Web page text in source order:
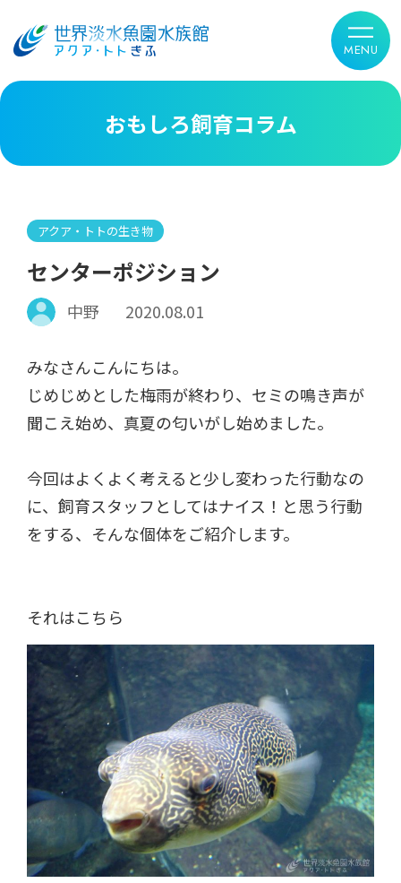
おもしろ飼育コラム
アクア・トトの生き物
センターポジション
中野 2020.08.01
みなさんこんにちは。
じめじめとした梅雨が終わり、セミの鳴き声が
聞こえ始め、真夏の匂いがし始めました。
今回はよくよく考えると少し変わった行動なの
に、飼育スタッフとしてはナイス！と思う行動
をする、そんな個体をご紹介します。
それはこちら